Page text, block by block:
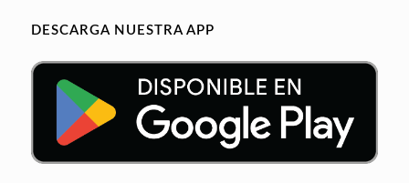
DESCARGA NUESTRA APP